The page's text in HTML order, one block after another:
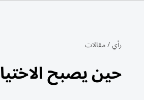
رأي/مقالات
حين يصبح